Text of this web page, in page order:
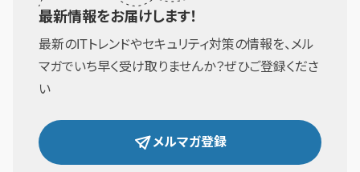
最新情報をお届けします！
最新のITトレンドやセキュリティ対策の情報を、メル
マガでいち早く受け取りませんか？ぜひご登録くださ
い
メルマガ登録